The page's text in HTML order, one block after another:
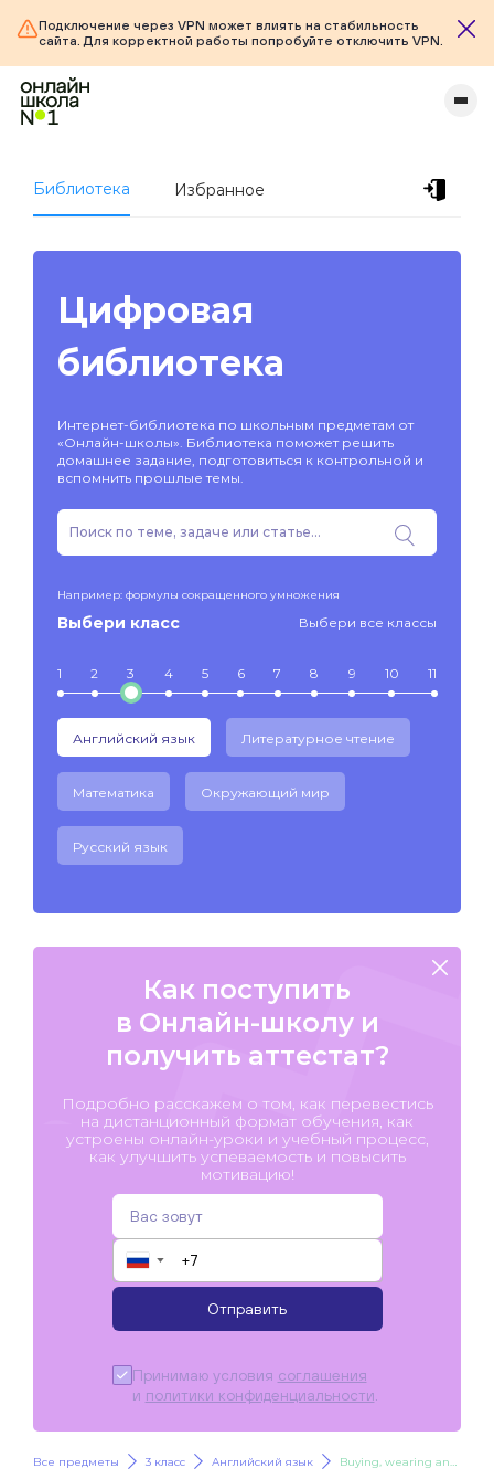
Подключение через VPN может влиять на стабильность
сайта. Для корректной работы попробуйте отключить VPN.
Библиотека Избранное
Цифровая
библиотека
Интернет-библиотека по школьным предметам от
«Онлайн-школы». Библиотека поможет решить
домашнее задание, подготовиться к контрольной и
вспомнить прошлые темы.
Например: формулы сокращенного умножения
Выбери класс Выбери все классы
1 2 3 4 5 6 7 8 9 10 11
Английский язык Литературное чтение
Математика Окружающий мир
Русский язык
Как поступить
в Онлайн-школу и
получить аттестат?
Подробно расскажем о том, как перевестись
на дистанционный формат обучения, как
устроены онлайн-уроки и учебный процесс,
как улучшить успеваемость и повысить
мотивацию!
▼
Отправить
Принимаю условия соглашения
и политики конфиденциальности
Все предметы 3 класс Английский язык Buying, wearing and caring for clothes